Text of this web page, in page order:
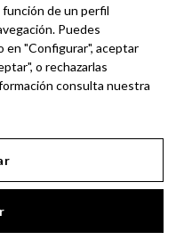
y presiona
de un perfil
Puedes
en "Configurar", aceptar
o rechazarlas
consulta nuestra